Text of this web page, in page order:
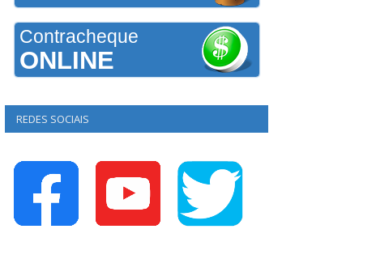
Contracheque
ONLINE
REDES SOCIAIS